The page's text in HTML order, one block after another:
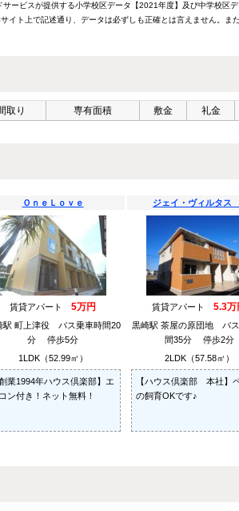
ービスが提供する小学校区データ【2021年度】及び中学校区
ト上で記述通り、データは必ずしも正確とは言えません。ま
取り 専有面積 敷金 礼金
ＯｎｅＬｏｖｅ
賃貸アパート 5万円
駅 町上津役 バス乗車時間20
分 停歩5分
1LDK（52.99㎡）
創業1994年ハウス倶楽部】エ
ン付き！ネット無料！
ジェイ・ヴィルタス
賃貸アパート 5.3万
黒崎駅 茶屋の原団地 バ
間35分 停歩2分
2LDK（57.58㎡）
【ハウス倶楽部 本社】
の飼育OKです♪